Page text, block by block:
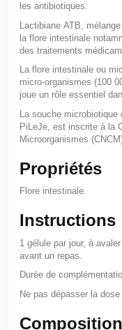
les antibiotiques.
Lactibiane ATB ,
la flore intestinale
des traitements
La flore intestinale ou
micro-organismes (100
joue un rôle essentiel
La souche microbiotique
PiLeJe, est inscrite à la
Microorganismes
Propriétés
Flore intestinale.
Instructions
1 gélule par jour, à
avant un repas.
Durée de
Ne pas dépasser la dose
Composition